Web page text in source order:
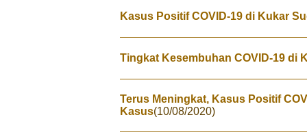
Kasus Positif COVID-19 di Kukar
Tingkat Kesembuhan COVID-19 di
Terus Meningkat, Kasus Positif
Kasus(10/08/2020)